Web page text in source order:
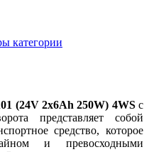
категории
(24V 2x6Ah 250W) 4WSс
представляет собой
средство, которое
и превосходными